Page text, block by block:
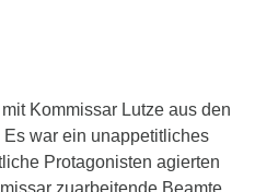
Kommissar Lutze aus den
war ein unappetitliches
Protagonisten agierten